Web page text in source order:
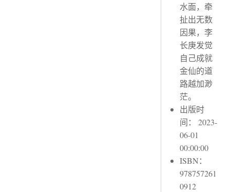
水面，牵
扯出无数
因果，李
长庚发觉
自己成就
金仙的道
路越加渺
茫。
出版时
间： 2023-
06-01
00:00:00
ISBN：
978757261
0912